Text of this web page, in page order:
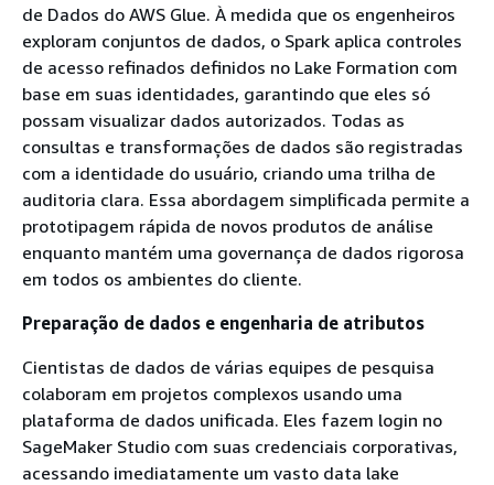
de Dados do AWS Glue. À medida que os engenheiros
exploram conjuntos de dados, o Spark aplica controles
de acesso refinados definidos no Lake Formation com
base em suas identidades, garantindo que eles só
possam visualizar dados autorizados. Todas as
consultas e transformações de dados são registradas
com a identidade do usuário, criando uma trilha de
auditoria clara. Essa abordagem simplificada permite a
prototipagem rápida de novos produtos de análise
enquanto mantém uma governança de dados rigorosa
em todos os ambientes do cliente.
Preparação de dados e engenharia de atributos
Cientistas de dados de várias equipes de pesquisa
colaboram em projetos complexos usando uma
plataforma de dados unificada. Eles fazem login no
SageMaker Studio com suas credenciais corporativas,
acessando imediatamente um vasto data lake